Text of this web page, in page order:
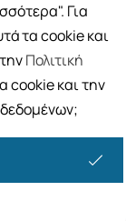
Για
τα cookie και
Πολιτική
cookie και την